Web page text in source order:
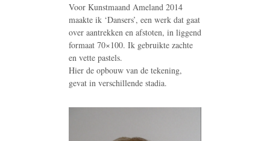
Voor Kunstmaand Ameland 2014
maakte ik ‘Dansers’, een werk dat gaat
over aantrekken en afstoten, in liggend
formaat 70×100. Ik gebruikte zachte
en vette pastels.
Hier de opbouw van de tekening,
gevat in verschillende stadia.